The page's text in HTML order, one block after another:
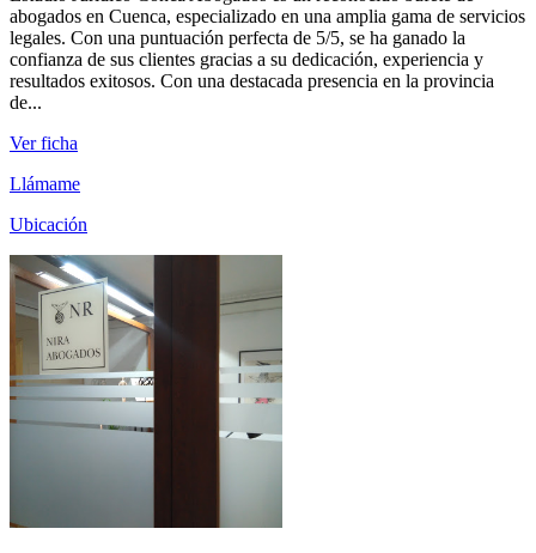
abogados en Cuenca, especializado en una amplia gama de servicios
legales. Con una puntuación perfecta de 5/5, se ha ganado la
confianza de sus clientes gracias a su dedicación, experiencia y
resultados exitosos. Con una destacada presencia en la provincia
de...
Ver ficha
Llámame
Ubicación